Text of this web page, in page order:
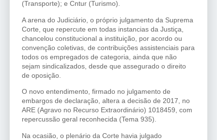
(Transporte); e Cntur (Turismo).
A arena do Judiciário, o próprio julgamento da Suprema
Corte, que repercute em todas instancias da Justiça,
chancelou constitucional a instituição, por acordo ou
convenção coletivas, de contribuições assistenciais para
todos os empregados de categoria, ainda que não
sejam sindicalizados, desde que assegurado o direito
de oposição.
O novo entendimento, firmado no julgamento de
embargos de declaração, altera a decisão de 2017, no
ARE (Agravo no Recurso Extraordinário) 1018459, com
repercussão geral reconhecida (Tema 935).
Na ocasião, o plenário da Corte havia julgado